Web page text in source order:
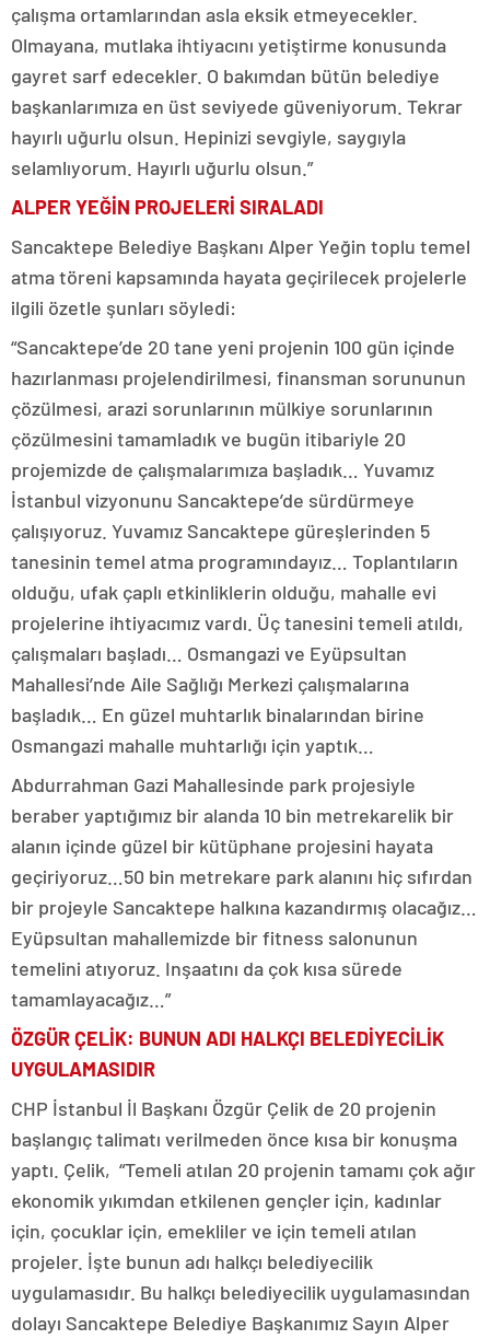
çalışma ortamlarından asla eksik etmeyecekler.
Olmayana, mutlaka ihtiyacını yetiştirme konusunda
gayret sarf edecekler. O bakımdan bütün belediye
başkanlarımıza en üst seviyede güveniyorum. Tekrar
hayırlı uğurlu olsun. Hepinizi sevgiyle, saygıyla
selamlıyorum. Hayırlı uğurlu olsun.”
ALPER YEĞİN PROJELERİ SIRALADI
Sancaktepe Belediye Başkanı Alper Yeğin toplu temel
atma töreni kapsamında hayata geçirilecek projelerle
ilgili özetle şunları söyledi:
“Sancaktepe’de 20 tane yeni projenin 100 gün içinde
hazırlanması projelendirilmesi, finansman sorununun
çözülmesi, arazi sorunlarının mülkiye sorunlarının
çözülmesini tamamladık ve bugün itibariyle 20
projemizde de çalışmalarımıza başladık… Yuvamız
İstanbul vizyonunu Sancaktepe’de sürdürmeye
çalışıyoruz. Yuvamız Sancaktepe güreşlerinden 5
tanesinin temel atma programındayız… Toplantıların
olduğu, ufak çaplı etkinliklerin olduğu, mahalle evi
projelerine ihtiyacımız vardı. Üç tanesini temeli atıldı,
çalışmaları başladı… Osmangazi ve Eyüpsultan
Mahallesi’nde Aile Sağlığı Merkezi çalışmalarına
başladık… En güzel muhtarlık binalarından birine
Osmangazi mahalle muhtarlığı için yaptık…
Abdurrahman Gazi Mahallesinde park projesiyle
beraber yaptığımız bir alanda 10 bin metrekarelik bir
alanın içinde güzel bir kütüphane projesini hayata
geçiriyoruz…50 bin metrekare park alanını hiç sıfırdan
bir projeyle Sancaktepe halkına kazandırmış olacağız…
Eyüpsultan mahallemizde bir fitness salonunun
temelini atıyoruz. Inşaatını da çok kısa sürede
tamamlayacağız…”
ÖZGÜR ÇELİK: BUNUN ADI HALKÇI BELEDİYECİLİK
UYGULAMASIDIR
CHP İstanbul İl Başkanı Özgür Çelik de 20 projenin
başlangıç talimatı verilmeden önce kısa bir konuşma
yaptı. Çelik, “Temeli atılan 20 projenin tamamı çok ağır
ekonomik yıkımdan etkilenen gençler için, kadınlar
için, çocuklar için, emekliler ve için temeli atılan
projeler. İşte bunun adı halkçı belediyecilik
uygulamasıdır. Bu halkçı belediyecilik uygulamasından
dolayı Sancaktepe Belediye Başkanımız Sayın Alper